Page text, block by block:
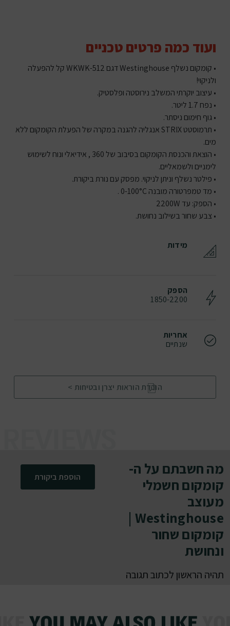
ועוד כמה פרטים טכניים
• קומקום נשלף Westinghouse דגם WKWK-512 קל להפעלה
ולניקוי!
• עיצוב יוקרתי המשלב נירוסטה ופלסטיק.
• נפח 1.7 ליטר.
• גוף חימום ניסתר.
• תרמוסטט STRIX אנגליה להגנה במקרה של הפעלת הקומקום ללא
מים.
• הוצאת והכנסת הקומקום בסיבוב של 360 , אידיאלי ונוח לשימוש
לימניים ולשמאליים.
• פילטר נשלף וניתן לניקוי. מפסק עם נורת ביקורת.
• מד טמפרטורה מובנה 0-100°C .
• הספק: עד 2200W
• צבע שחור בשילוב נחושת.
מידות
הספק
1850-2200
אחריות
שנתיים
הורדת הוראות יצרן ובטיחות >
מה חשבתם על ה-
קומקום חשמלי
מעוצב
Westinghouse |
קומקום שחור
ונחושת
תהיה הראשון לכתוב תגובה
הוספת ביקורת